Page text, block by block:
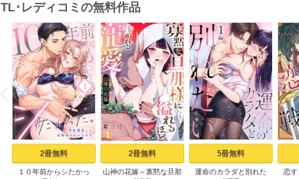
TL･レディコミの無料作品
P
r
e
v
i
o
u
s
2冊無料
１０年前からシたかっ
2冊無料
山神の花嫁～寡黙な旦那
5冊無料
運命のカラダと別れた
恋